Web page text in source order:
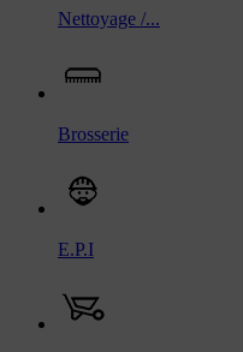
Nettoyage /...
Brosserie
E.P.I